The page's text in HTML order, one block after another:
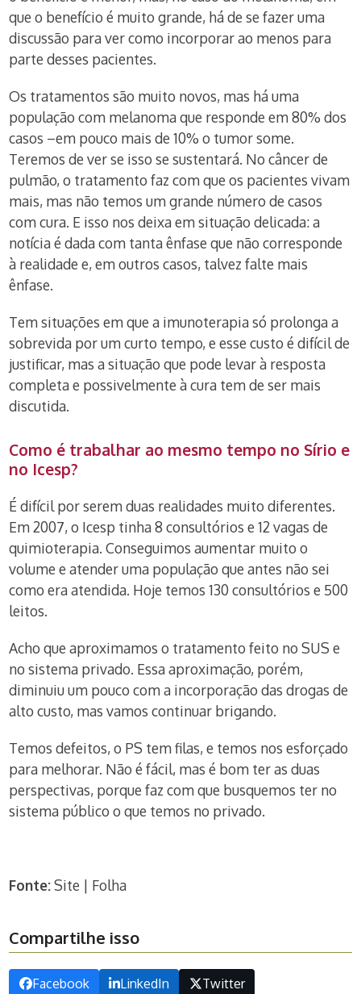
que o benefício é muito grande, há de se fazer uma
discussão para ver como incorporar ao menos para
parte desses pacientes.
Os tratamentos são muito novos, mas há uma
população com melanoma que responde em 80% dos
casos –em pouco mais de 10% o tumor some.
Teremos de ver se isso se sustentará. No câncer de
pulmão, o tratamento faz com que os pacientes vivam
mais, mas não temos um grande número de casos
com cura. E isso nos deixa em situação delicada: a
notícia é dada com tanta ênfase que não corresponde
à realidade e, em outros casos, talvez falte mais
ênfase.
Tem situações em que a imunoterapia só prolonga a
sobrevida por um curto tempo, e esse custo é difícil de
justificar, mas a situação que pode levar à resposta
completa e possivelmente à cura tem de ser mais
discutida.
Como é trabalhar ao mesmo tempo no Sírio e
no Icesp?
É difícil por serem duas realidades muito diferentes.
Em 2007, o Icesp tinha 8 consultórios e 12 vagas de
quimioterapia. Conseguimos aumentar muito o
volume e atender uma população que antes não sei
como era atendida. Hoje temos 130 consultórios e 500
leitos.
Acho que aproximamos o tratamento feito no SUS e
no sistema privado. Essa aproximação, porém,
diminuiu um pouco com a incorporação das drogas de
alto custo, mas vamos continuar brigando.
Temos defeitos, o PS tem filas, e temos nos esforçado
para melhorar. Não é fácil, mas é bom ter as duas
perspectivas, porque faz com que busquemos ter no
sistema público o que temos no privado.
Fonte:Site | Folha
Compartilhe isso
Facebook LinkedIn Twitter